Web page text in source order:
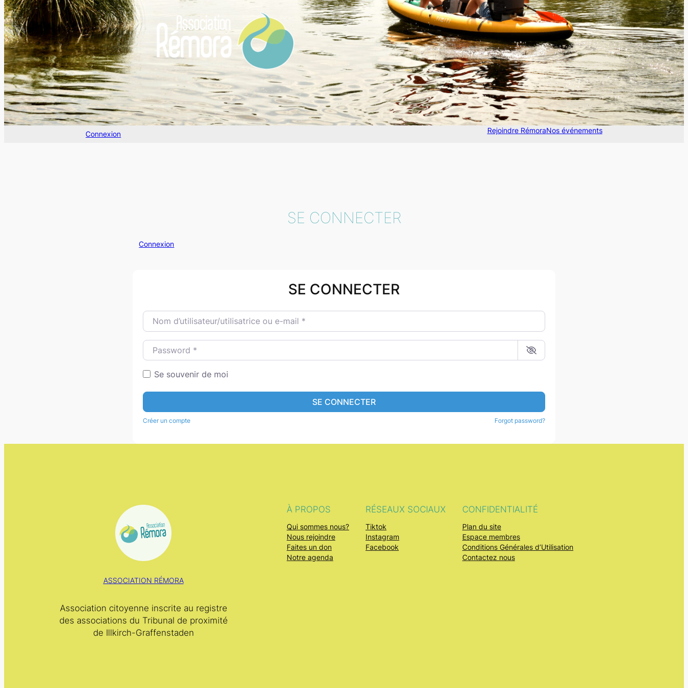
Connexion Rejoindre RémoraNos événements
SE CONNECTER
Connexion
SE CONNECTER
Nom d’utilisateur/utilisatrice ou e-mail *
Password
Se souvenir de moi
SE CONNECTER
Créer un compte Forgot password?
ASSOCIATION RÉMORA
Association citoyenne inscrite au registre
des associations du Tribunal de proximité
de Illkirch-Graffenstaden
À PROPOS
Qui sommes nous?
Nous rejoindre
Faites un don
Notre agenda
RÉSEAUX SOCIAUX
Tiktok
Instagram
Facebook
CONFIDENTIALITÉ
Plan du site
Espace membres
Conditions Générales d’Utilisation
Contactez nous